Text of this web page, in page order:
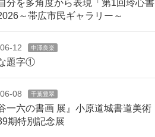
分を多角度から表現「第1回玲心書
～帯広市民ギャラリー～
12 中澤良楽
題字①
08 千葉豊翠
一六の書画 展』小原道城書道美術
期特別記念展